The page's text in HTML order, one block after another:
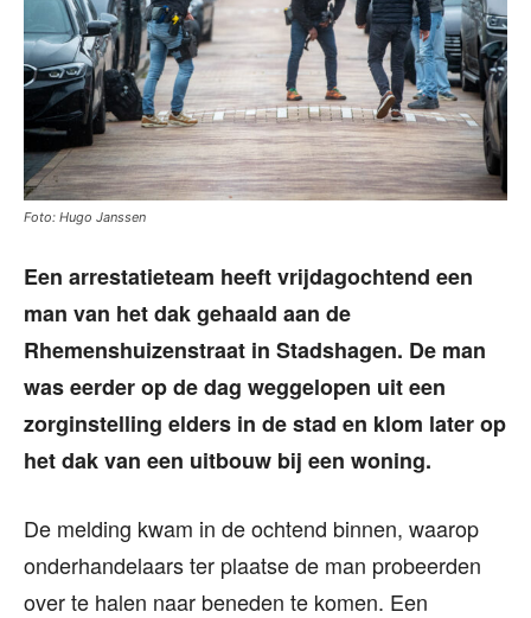
Foto: Hugo Janssen
Een arrestatieteam heeft vrijdagochtend een
man van het dak gehaald aan de
Rhemenshuizenstraat in Stadshagen. De man
was eerder op de dag weggelopen uit een
zorginstelling elders in de stad en klom later op
het dak van een uitbouw bij een woning.
De melding kwam in de ochtend binnen, waarop
onderhandelaars ter plaatse de man probeerden
over te halen naar beneden te komen. Een